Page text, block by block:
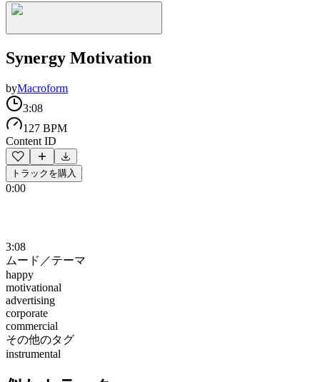
Synergy Motivation
byMacroform
3:08
127 BPM
Content ID
トラックを購入
0:00
3:08
ムード／テーマ
happy
motivational
advertising
corporate
commercial
その他のタグ
instrumental